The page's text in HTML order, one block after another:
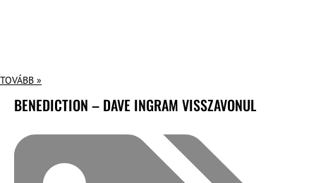
TOVÁBB »
BENEDICTION – DAVE INGRAM VISSZAVONUL